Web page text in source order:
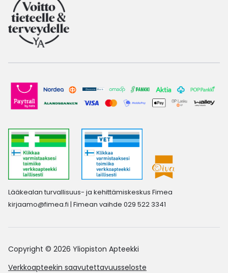
Lääkealan turvallisuus- ja kehittämiskeskus Fimea
kirjaamo@fimea.fi | Fimean vaihde 029 522 3341
Copyright © 2026 Yliopiston Apteekki
Verkkoapteekin saavutettavuusseloste